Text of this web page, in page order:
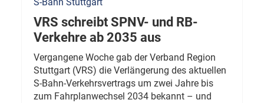
VRS schreibt SPNV- und RB-
Verkehre ab 2035 aus
Vergangene Woche gab der Verband Region
Stuttgart (VRS) die Verlängerung des aktuellen
S-Bahn-Verkehrsvertrags um zwei Jahre bis
zum Fahrplanwechsel 2034 bekannt – und